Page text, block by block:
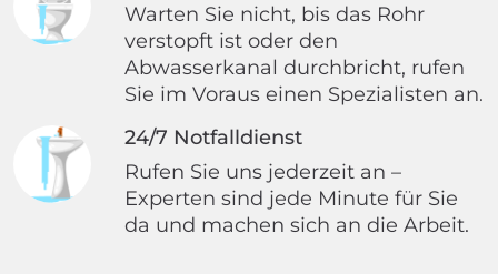
Warten Sie nicht, bis das Rohr
verstopft ist oder den
Abwasserkanal durchbricht, rufen
Sie im Voraus einen Spezialisten an.
24/7 Notfalldienst
Rufen Sie uns jederzeit an –
Experten sind jede Minute für Sie
da und machen sich an die Arbeit.